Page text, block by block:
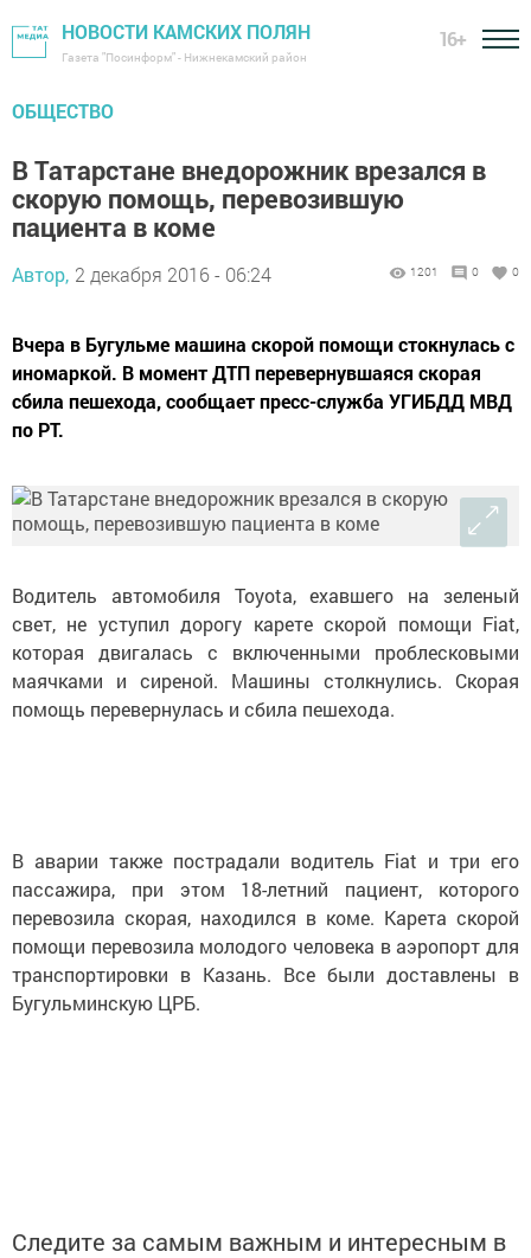
НОВОСТИ КАМСКИХ ПОЛЯН
Газета "Посинформ" - Нижнекамский район
16+
ОБЩЕСТВО
В Татарстане внедорожник врезался в
скорую помощь, перевозившую
пациента в коме
Автор, 2 декабря 2016 - 06:24 1201 0 0
Вчера в Бугульме машина скорой помощи стокнулась с
иномаркой. В момент ДТП перевернувшаяся скорая
сбила пешехода, сообщает пресс-служба УГИБДД МВД
по РТ.
Водитель автомобиля Toyotа, ехавшего на зеленый
свет, не уступил дорогу карете скорой помощи Fiat,
которая двигалась с включенными проблесковыми
маячками и сиреной. Машины столкнулись. Скорая
помощь перевернулась и сбила пешехода.
В аварии также пострадали водитель Fiat и три его
пассажира, при этом 18-летний пациент, которого
перевозила скорая, находился в коме. Карета скорой
помощи перевозила молодого человека в аэропорт для
транспортировки в Казань. Все были доставлены в
Бугульминскую ЦРБ.
Следите за самым важным и интересным в